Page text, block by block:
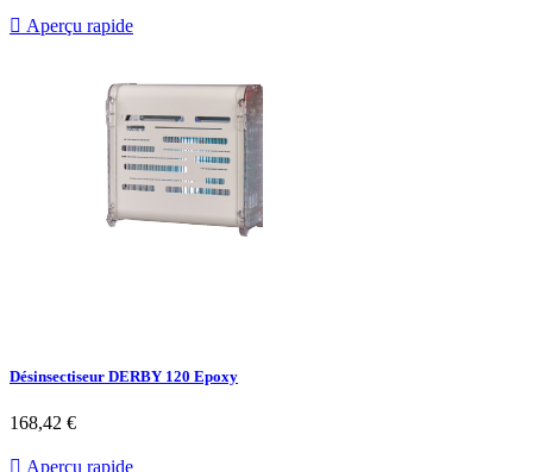
 Aperçu rapide
Désinsectiseur DERBY 120 Epoxy
Prix
168,42 €
 Aperçu rapide